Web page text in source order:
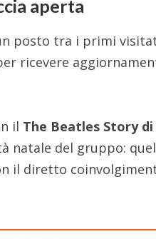
aperta
posto tra i primi
ricevere
il The Beatles Story
natale del gruppo:
il diretto